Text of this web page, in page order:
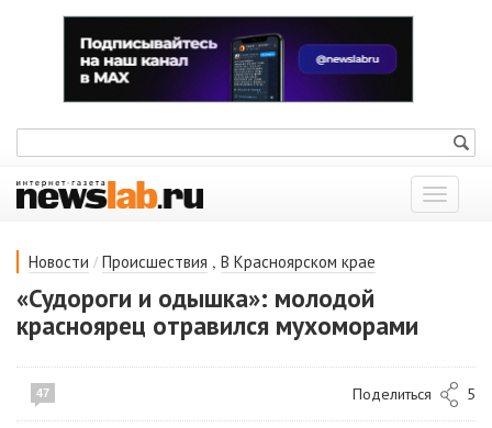
Показать
меню
Новости / Происшествия , В Красноярском крае
«Судороги и одышка»: молодой
красноярец отравился мухоморами
47 Поделиться 5